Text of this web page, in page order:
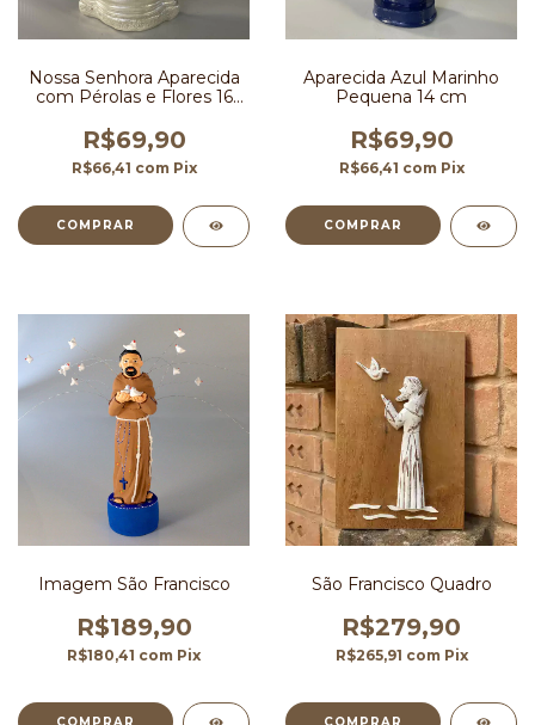
Nossa Senhora Aparecida
com Pérolas e Flores 16
R$69,90
R$66,41 com Pix
Aparecida Azul Marinho
Pequena 14 cm
R$69,90
R$66,41 com Pix
Imagem São Francisco
R$189,90
R$180,41 com Pix
São Francisco Quadro
R$279,90
R$265,91 com Pix